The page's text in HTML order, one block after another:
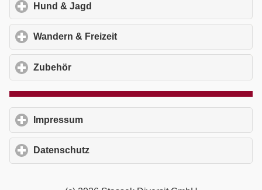
Hund & Jagd
Wandern & Freizeit
Zubehör
Impressum
Datenschutz